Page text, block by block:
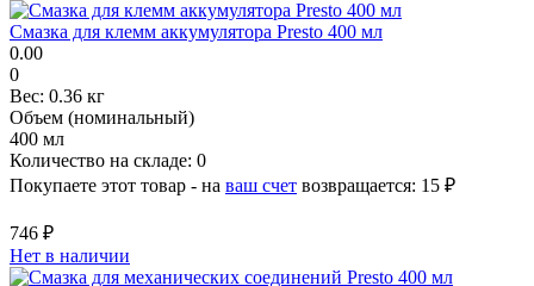
Смазка для клемм аккумулятора Presto 400 мл
0.00
0
Вес: 0.36 кг
Объем (номинальный)
400 мл
Количество на складе: 0
Покупаете этот товар - на ваш счет возвращается: 15 ₽
746 ₽
Нет в наличии